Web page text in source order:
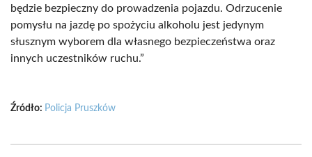
będzie bezpieczny do prowadzenia pojazdu. Odrzucenie
pomysłu na jazdę po spożyciu alkoholu jest jedynym
słusznym wyborem dla własnego bezpieczeństwa oraz
innych uczestników ruchu.”
Źródło: Policja Pruszków